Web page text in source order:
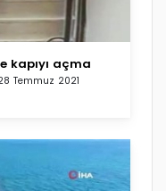
kapıyı açma
Temmuz 2021